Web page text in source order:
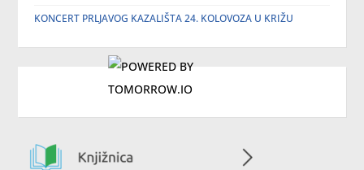
KONCERT PRLJAVOG KAZALIŠTA 24. KOLOVOZA U KRIŽU